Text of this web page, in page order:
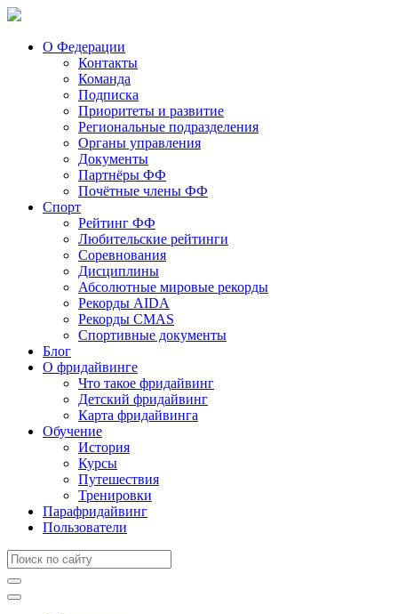
О Федерации
Контакты
Команда
Подписка
Приоритеты и развитие
Региональные подразделения
Органы управления
Документы
Партнёры ФФ
Почётные члены ФФ
Спорт
Рейтинг ФФ
Любительские рейтинги
Соревнования
Дисциплины
Абсолютные мировые рекорды
Рекорды AIDA
Рекорды CMAS
Спортивные документы
Блог
О фридайвинге
Что такое фридайвинг
Детский фридайвинг
Карта фридайвинга
Обучение
История
Курсы
Путешествия
Тренировки
Парафридайвинг
Пользователи